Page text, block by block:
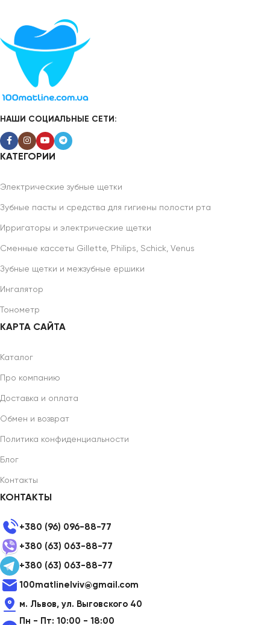
НАШИ СОЦИАЛЬНЫЕ СЕТИ:
КАТЕГОРИИ
Электрические зубные щетки
Зубные пасты и средства для гигиены полости рта
Ирригаторы и электрические щетки
Сменные кассеты Gillette, Philips, Schick, Venus
Зубные щетки и межзубные ершики
Ингалятор
Тонометр
КАРТА САЙТА
Каталог
Про компанию
Доставка и оплата
Обмен и возврат
Политика конфиденциальности
Блог
Контакты
КОНТАКТЫ
+380 (96) 096-88-77
+380 (63) 063-88-77
+380 (63) 063-88-77
100matlinelviv@gmail.com
м. Львов, ул. Выговского 40
Пн - Пт: 10:00 - 18:00